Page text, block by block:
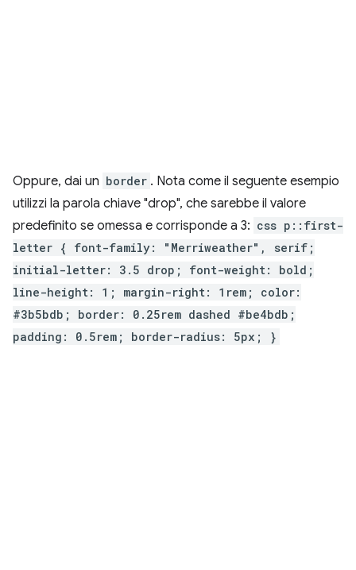
Oppure, dai un border . Nota come il seguente esempio
utilizzi la parola chiave "drop", che sarebbe il valore
predefinito se omessa e corrisponde a 3: css p::first-
letter { font-family: "Merriweather", serif;
initial-letter: 3.5 drop; font-weight: bold;
line-height: 1; margin-right: 1rem; color:
#3b5bdb; border: 0.25rem dashed #be4bdb;
padding: 0.5rem; border-radius: 5px; }